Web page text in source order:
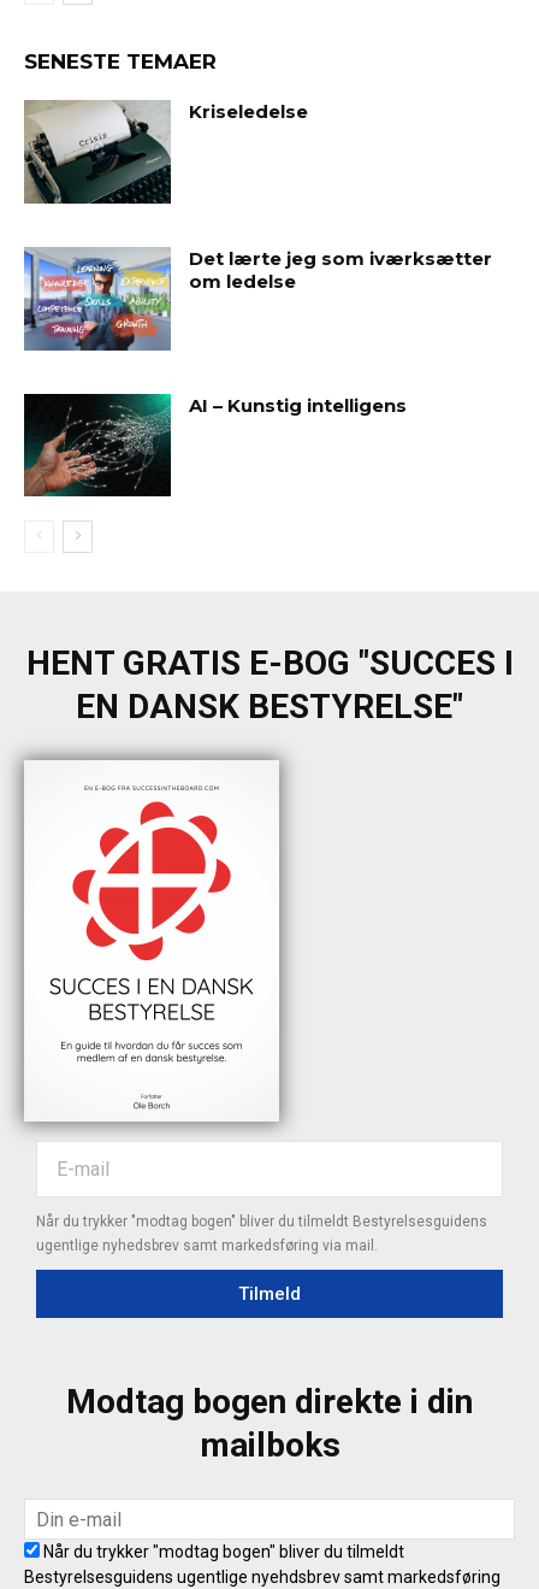
SENESTE TEMAER
Kriseledelse
Det lærte jeg som iværksætter
om ledelse
AI – Kunstig intelligens
HENT GRATIS E-BOG "SUCCES I
EN DANSK BESTYRELSE"
Når du trykker "modtag bogen" bliver du tilmeldt Bestyrelsesguidens
ugentlige nyhedsbrev samt markedsføring via mail.
Tilmeld
Modtag bogen direkte i din
mailboks
Når du trykker "modtag bogen" bliver du tilmeldt
Bestyrelsesguidens ugentlige nyehdsbrev samt markedsføring